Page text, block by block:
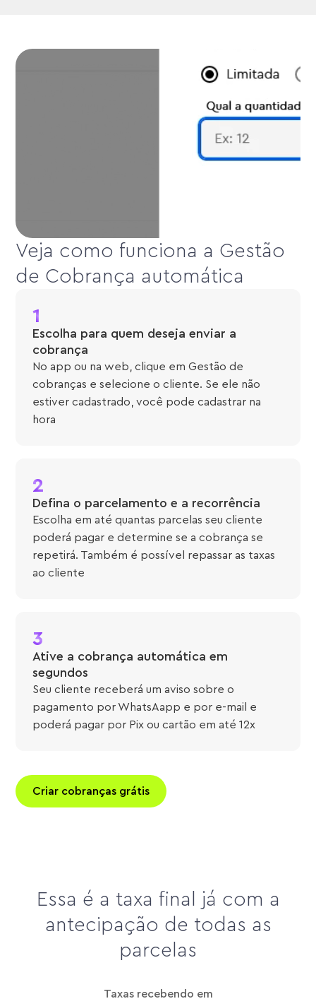
Veja como funciona a Gestão
de Cobrança automática
1
Escolha para quem deseja enviar a
cobrança
No app ou na web, clique em Gestão de
cobranças e selecione o cliente. Se ele não
estiver cadastrado, você pode cadastrar na
hora
2
Defina o parcelamento e a recorrência
Escolha em até quantas parcelas seu cliente
poderá pagar e determine se a cobrança se
repetirá. Também é possível repassar as taxas
ao cliente
3
Ative a cobrança automática em
segundos
Seu cliente receberá um aviso sobre o
pagamento por WhatsAapp e por e-mail e
poderá pagar por Pix ou cartão em até 12x
Criar cobranças grátis
Essa é a taxa final já com a
antecipação de todas as
parcelas
Taxas recebendo em